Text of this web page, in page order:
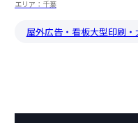
エリア：千葉
屋外広告・看板大型印刷・